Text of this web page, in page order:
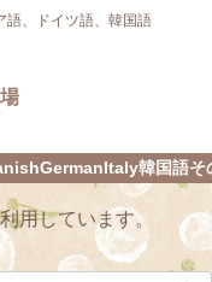
語、ドイツ語、韓国語
GermanItaly韓国語そ
用しています。